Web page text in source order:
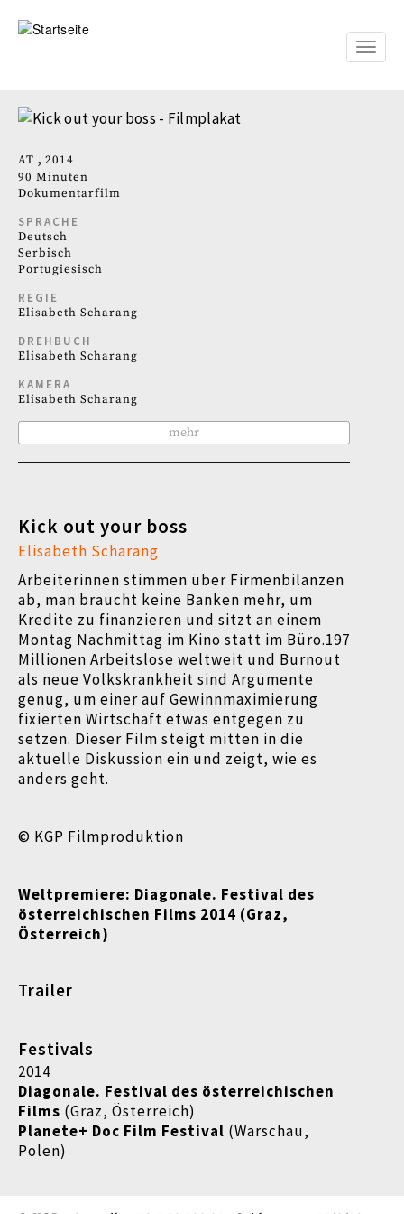
zum
Toggle
AT
2014
90 Minuten
Dokumentarfilm
SPRACHE
Deutsch
Serbisch
Portugiesisch
REGIE
Elisabeth Scharang
DREHBUCH
Elisabeth Scharang
KAMERA
Elisabeth Scharang
mehr
Kick out your boss
Elisabeth Scharang
Arbeiterinnen stimmen über Firmenbilanzen
ab, man braucht keine Banken mehr, um
Kredite zu finanzieren und sitzt an einem
Montag Nachmittag im Kino statt im Büro.197
Millionen Arbeitslose weltweit und Burnout
als neue Volkskrankheit sind Argumente
genug, um einer auf Gewinnmaximierung
fixierten Wirtschaft etwas entgegen zu
setzen. Dieser Film steigt mitten in die
aktuelle Diskussion ein und zeigt, wie es
anders geht.
© KGP Filmproduktion
Weltpremiere: Diagonale. Festival des
österreichischen Films 2014 (Graz,
Österreich)
Trailer
Festivals
2014
Diagonale. Festival des österreichischen
Films (Graz, Österreich)
Planete+ Doc Film Festival (Warschau,
Polen)